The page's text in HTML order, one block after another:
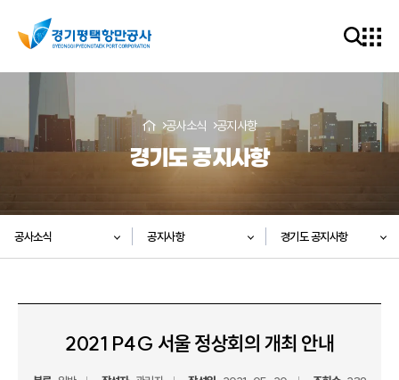
공사소식 공지사항
경기도 공지사항
공사소식 공지사항 경기도 공지사항
2021 P4G 서울 정상회의 개최 안내